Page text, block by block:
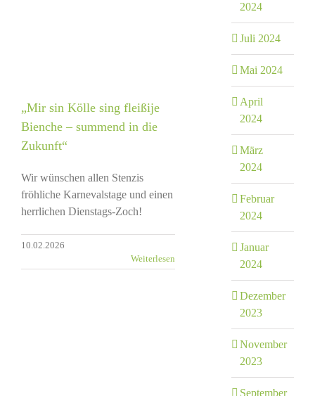
„Mir sin Kölle sing fleißije
Bienche – summend in die
Zukunft“
Wir wünschen allen Stenzis
fröhliche Karnevalstage und einen
herrlichen Dienstags-Zoch!
10.02.2026
Weiterlesen
2024
Juli 2024
Mai 2024
April
2024
März
2024
Februar
2024
Januar
2024
Dezember
2023
November
2023
September